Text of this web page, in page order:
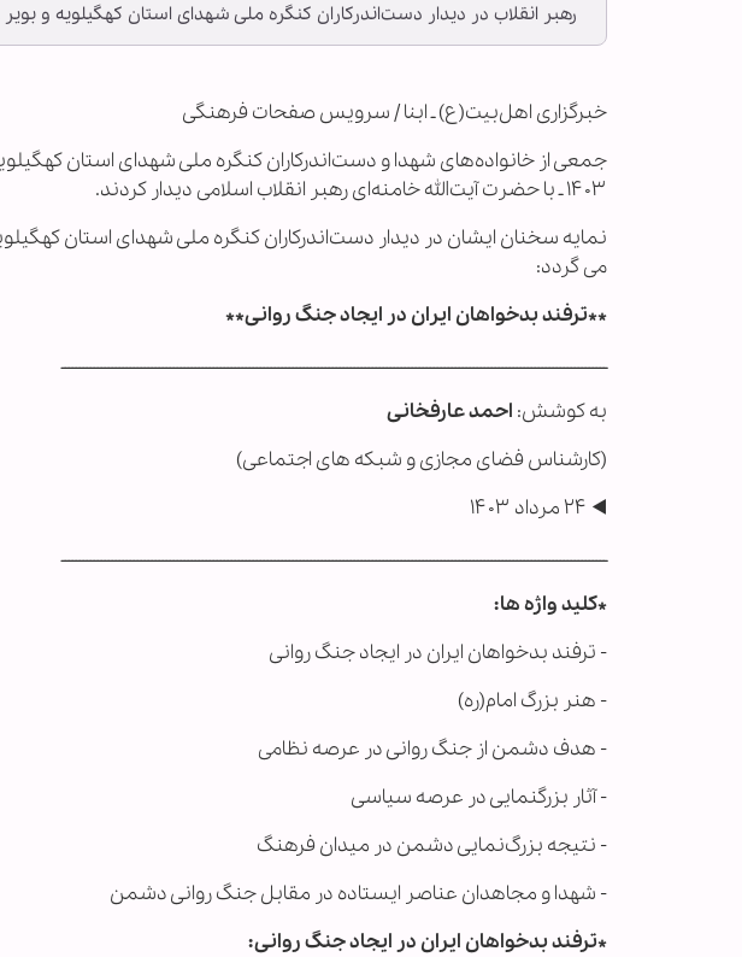
رهبر انقلاب در دیدار دست‌اندرکاران کنگره ملی شهدای استان کهگیلویه و
خبرگزاری اهل‌بیت(ع) ـ ابنا / سرویس صفحات فرهنگی
۱۴۰۳ ـ با حضرت آیت‌الله خامنه‌ای رهبر انقلاب اسلامی دیدار کردند.
نمایه سخنان ایشان در دیدار دست‌اندرکاران کنگره ملی شهدای استان
می گردد:
**ترفند بدخواهان ایران در ایجاد جنگ روانی**
ـــــــــــــــــــــــــــــــــــــــــــــــــــــــــــــــــــــــــــــــــــــــــــــــــــــــــــــــــــــــــــــــــــــــــــــــــــــــ
به کوشش: احمد عارفخانی
(کارشناس فضای مجازی و شبکه های اجتماعی)
◀️ ۲۴ مرداد ۱۴۰۳
ـــــــــــــــــــــــــــــــــــــــــــــــــــــــــــــــــــــــــــــــــــــــــــــــــــــــــــــــــــــــــــــــــــــــــــــــــــــــ
*کلید واژه ها:
- ترفند بدخواهان ایران در ایجاد جنگ روانی
- هنر بزرگ امام(ره)
- هدف دشمن از جنگ روانی در عرصه نظامی
- آثار بزرگنمایی در عرصه سیاسی
- نتیجه بزرگ‌نمایی دشمن در میدان فرهنگ
- شهدا و مجاهدان عناصر ایستاده در مقابل جنگ روانی دشمن
*ترفند بدخواهان ایران در ایجاد جنگ روانی: